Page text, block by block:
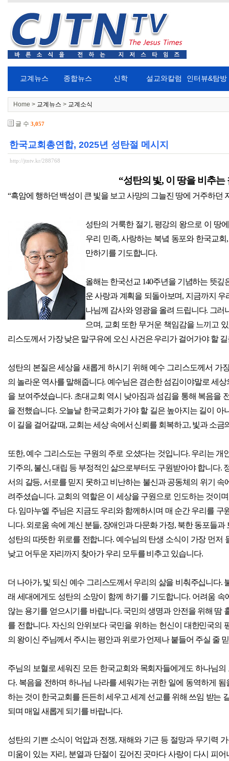
교계뉴스 종합뉴스 신학 설교와칼럼 인터뷰&탐방
Home > 교계뉴스 > 교계소식
글 수 3,057
한국교회총연합, 2025년 성탄절 메시지
http://jtntv.kr/288768
“성탄의 빛, 이 땅을 비추는
“흑암에 행하던 백성이 큰 빛을 보고 사망의 그늘진 땅에 거주하던
성탄의 거룩한 절기 , 평강의 왕으로 이 땅
우리 민족,사랑하는 북녘 동포와 한국교회
만하기를 기도합니다.
올해는 한국선교 140주년을 기념하는 뜻깊
운 사랑과 계획을 되돌아보며, 지금까지 우
나님께 감사와 영광을 올려 드립니다. 그러
으며, 교회 또한 무거운 책임감을 느끼고
리스도께서 가장 낮은 말구유에 오신 사건은 우리가 걸어가야 할
성탄의 본질은 세상을 새롭게 하시기 위해 예수 그리스도께서 가
의 놀라운 역사를 말해줍니다. 예수님은 겸손한 섬김이야말로 세
을 보여주셨습니다. 초대교회 역시 낮아짐과 섬김을 통해 복음을
을 전했습니다. 오늘날 한국교회가 가야 할 길은 높아지는 길이 아
이 길을 걸어갈 때, 교회는 세상 속에서 신뢰를 회복하고, 빛과 소금
또한, 예수 그리스도는 구원의 주로 오셨다는 것입니다. 우리는 개
기주의 , 불신,대립 등 부정적인 삶으로부터도 구원받아야 합니다.
서의 갈등,서로를 믿지 못하고 비난하는 불신과 공동체의 위기
려주셨습니다. 교회의 역할은 이 세상을 구원으로 인도하는 것이며
다. 임마누엘 주님은 지금도 우리와 함께하시며 매 순간 우리를 구
니다. 외로움 속에 계신 분들, 장애인과 다문화 가정, 북한 동포들과
성탄의 따뜻한 위로를 전합니다. 예수님의 탄생 소식이 가장 먼저
낮고 어두운 자리까지 찾아가 우리 모두를 비추고 있습니다.
더 나아가, 빛 되신 예수 그리스도께서 우리의 삶을 비춰주십니다.
래 세대에게도 성탄의 소망이 함께 하기를 기도합니다. 어려움 속
않는 용기를 얻으시기를 바랍니다. 국민의 생명과 안전을 위해 땀
를 전합니다. 자신의 안위보다 국민을 위하는 헌신이 대한민국의
의 왕이신 주님께서 주시는 평안과 위로가 언제나 붙들어 주실 줄
주님의 보혈로 세워진 모든 한국교회와 목회자들에게도 하나님
다. 복음을 전하며 하나님 나라를 세워가는 귀한 일에 동역하게
하는 것이 한국교회를 든든히 세우고 세계 선교를 위해 쓰임 받는
되며 매일 새롭게 되기를 바랍니다.
성탄의 기쁜 소식이 억압과 전쟁, 재해와 기근 등 절망과 무기력
미움이 있는 자리 , 분열과 단절이 깊어진 곳마다 사랑이 다시 피